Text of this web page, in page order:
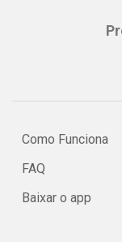
Como Funciona
FAQ
Baixar o app